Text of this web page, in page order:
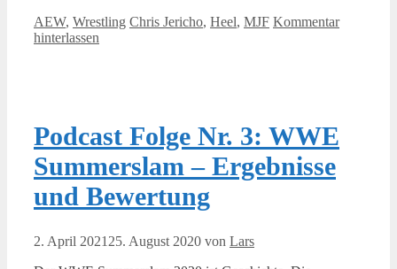
Kategorien
AEW, Wrestling Schlagwörter
Chris Jericho, Heel, MJF Kommentar
hinterlassen
Podcast Folge Nr. 3: WWE
Summerslam – Ergebnisse
und Bewertung
2. April 2021 25. August 2020 von Lars